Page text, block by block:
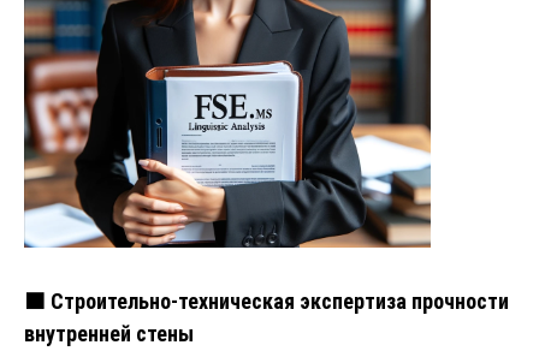
🟧 Строительно-техническая экспертиза прочности
внутренней стены